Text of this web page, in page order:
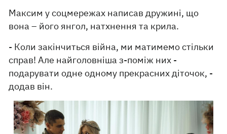
Максим у соцмережах написав дружині, що
вона – його янгол, натхнення та крила.
- Коли закінчиться війна, ми матимемо стільки
справ! Але найголовніша з-поміж них -
подарувати одне одному прекрасних діточок, -
додав він.